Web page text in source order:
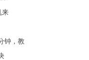
来
钟，教